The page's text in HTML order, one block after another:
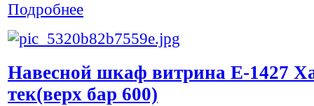
Подробнее
Навесной шкаф витрина Е-1427
тек(верх бар 600)